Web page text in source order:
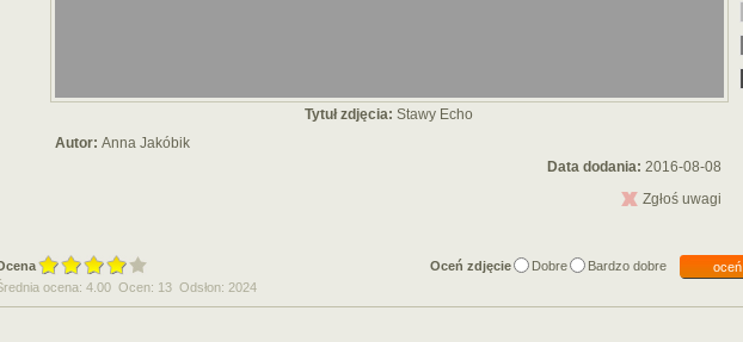
Tytuł zdjęcia: Stawy Echo
Autor: Anna Jakóbik
Data dodania: 2016-08-08
Zgłoś uwagi
Oceń zdjęcie Dobre Bardzo dobre
oceń
ocena: 4.00 Ocen: 13 Odsłon: 2024